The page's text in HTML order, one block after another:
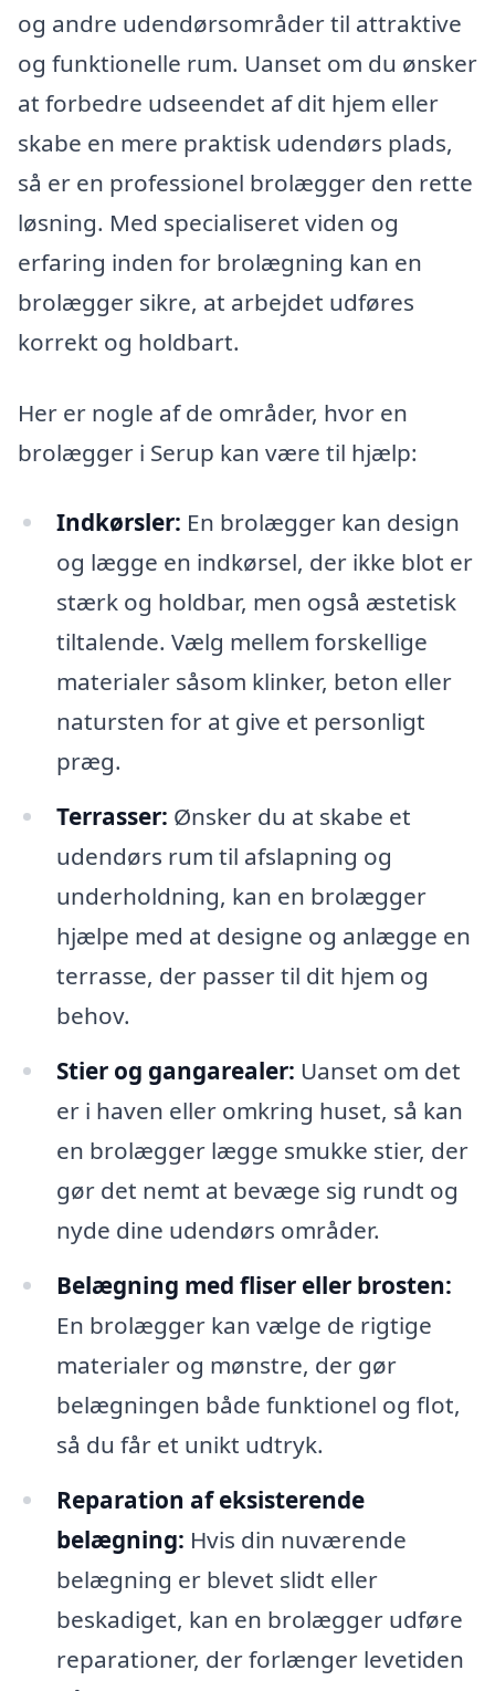
og andre udendørsområder til attraktive
og funktionelle rum. Uanset om du ønsker
at forbedre udseendet af dit hjem eller
skabe en mere praktisk udendørs plads,
så er en professionel brolægger den rette
løsning. Med specialiseret viden og
erfaring inden for brolægning kan en
brolægger sikre, at arbejdet udføres
korrekt og holdbart.
Her er nogle af de områder, hvor en
brolægger i Serup kan være til hjælp:
Indkørsler: En brolægger kan design
og lægge en indkørsel, der ikke blot er
stærk og holdbar, men også æstetisk
tiltalende. Vælg mellem forskellige
materialer såsom klinker, beton eller
natursten for at give et personligt
præg.
Terrasser: Ønsker du at skabe et
udendørs rum til afslapning og
underholdning, kan en brolægger
hjælpe med at designe og anlægge en
terrasse, der passer til dit hjem og
behov.
Stier og gangarealer: Uanset om det
er i haven eller omkring huset, så kan
en brolægger lægge smukke stier, der
gør det nemt at bevæge sig rundt og
nyde dine udendørs områder.
Belægning med fliser eller brosten:
En brolægger kan vælge de rigtige
materialer og mønstre, der gør
belægningen både funktionel og flot,
så du får et unikt udtryk.
Reparation af eksisterende
belægning: Hvis din nuværende
belægning er blevet slidt eller
beskadiget, kan en brolægger udføre
reparationer, der forlænger levetiden